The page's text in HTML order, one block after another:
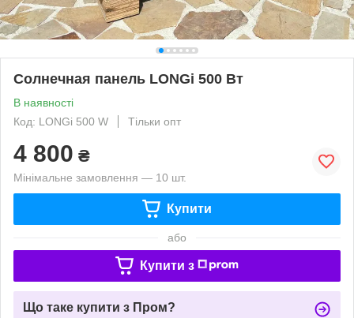
Солнечная панель LONGi 500 Вт
В наявності
Код: LONGi 500 W
Тільки опт
4 800 ₴
Мінімальне замовлення — 10 шт.
Купити
або
Купити з
Що таке купити з Пром?